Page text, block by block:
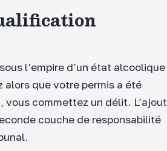
l’empire d’un état alcoolique
alors que votre permis a été
vous commettez un délit. L’ajout
couche de responsabilité